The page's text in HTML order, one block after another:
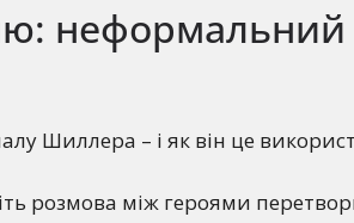
неформальний
Шиллера – і як він це
розмова між героями